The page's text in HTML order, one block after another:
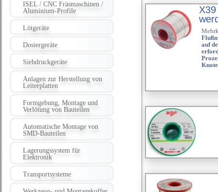
ISEL / CNC Fräsmaschinen /
Aluminium-Profile
Lötgeräte
Dosiergeräte
Siebdruckgeräte
Anlagen zur Herstellung von
Leiterplatten
Formgebung, Montage und
Verlötung von Bauteilen
Automatische Montage von
SMD-Bauteilen
Lagerungssystem für
Elektronik
Transportsysteme
auf